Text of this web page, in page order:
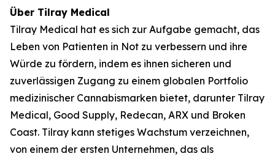
Über Tilray Medical
Tilray Medical hat es sich zur Aufgabe gemacht, das
Leben von Patienten in Not zu verbessern und ihre
Würde zu fördern, indem es ihnen sicheren und
zuverlässigen Zugang zu einem globalen Portfolio
medizinischer Cannabismarken bietet, darunter Tilray
Medical, Good Supply, Redecan, ARX und Broken
Coast. Tilray kann stetiges Wachstum verzeichnen,
von einem der ersten Unternehmen, das als